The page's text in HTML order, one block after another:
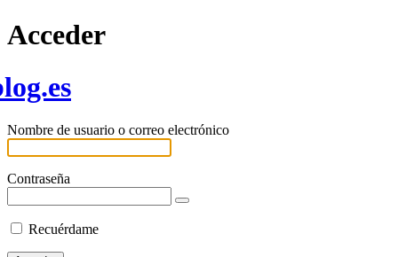
Acceder
Nombre de usuario o correo electrónico
Contraseña
Recuérdame